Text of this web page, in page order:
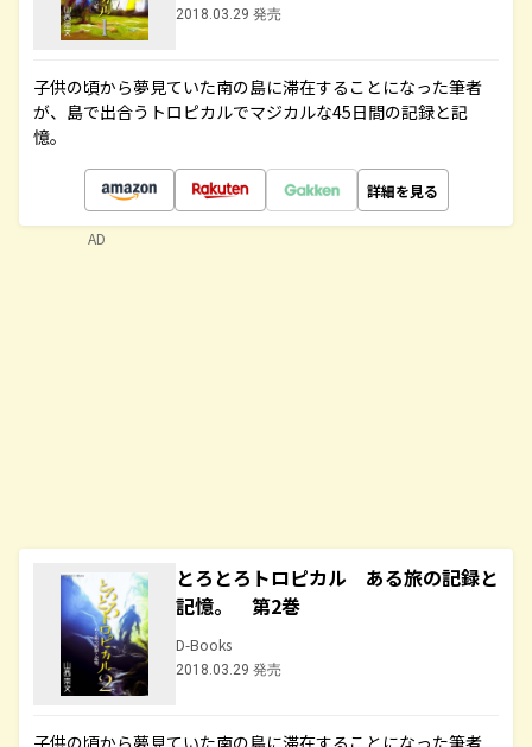
2018.03.29 発売
子供の頃から夢見ていた南の島に滞在することになった筆者
が、島で出合うトロピカルでマジカルな45日間の記録と記
憶。
詳細を見る
とろとろトロピカル ある旅の記録と
記憶。 第2巻
D-Books
2018.03.29 発売
子供の頃から夢見ていた南の島に滞在することになった筆者
AD